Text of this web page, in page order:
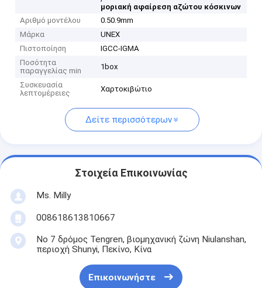
μοριακή αφαίρεση αζώτου κόσκινων
Αριθμό μοντέλου
0.50.9mm
Μάρκα
UNEX
Πιστοποίηση
IGCC-IGMA
Ποσότητα
παραγγελίας min
1box
Συσκευασία
λεπτομέρειες
Χαρτοκιβώτιο
Δείτε περισσότερων
Στοιχεία Επικοινωνίας
Ms. Milly
008618613810667
Νο 7 δρόμος Tengren, βιομηχανική ζώνη Niulanshan,
περιοχή Shunyi, Πεκίνο, Κίνα
Επικοινωνήστε